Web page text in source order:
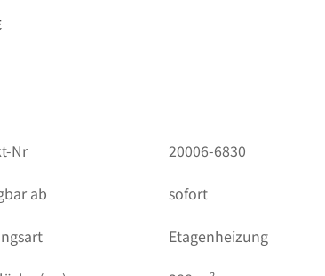
Nr
20006-6830
ab
sofort
Etagenheizung